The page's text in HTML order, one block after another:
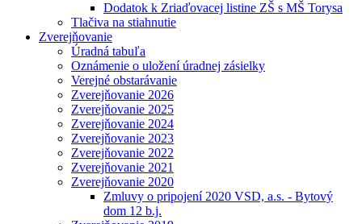
Dodatok k Zriaďovacej listine ZŠ s MŠ Torysa
Tlačiva na stiahnutie
Zverejňovanie
Úradná tabuľa
Oznámenie o uložení úradnej zásielky
Verejné obstarávanie
Zverejňovanie 2026
Zverejňovanie 2025
Zverejňovanie 2024
Zverejňovanie 2023
Zverejňovanie 2022
Zverejňovanie 2021
Zverejňovanie 2020
Zmluvy o pripojení 2020 VSD, a.s. - Bytový
dom 12 b.j.